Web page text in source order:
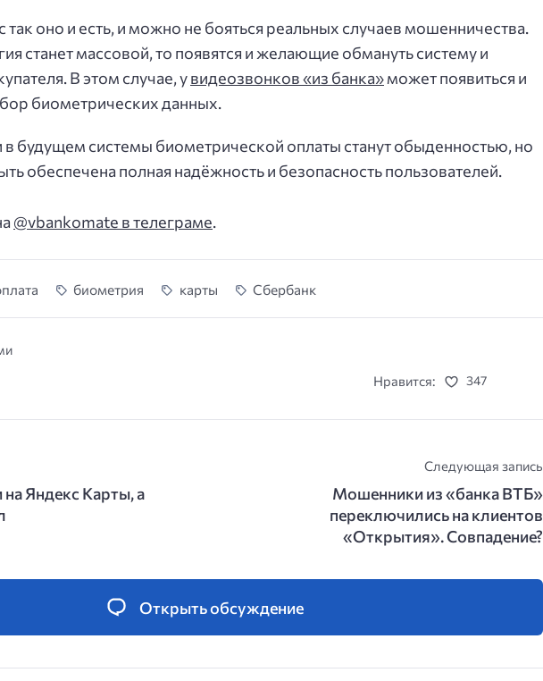
так оно и есть, и можно не бояться реальных случаев мошенничества.
станет массовой, то появятся и желающие обмануть систему и
В этом случае, увидеозвонков «из банка»может появиться и
биометрических данных.
в будущем системы биометрической оплаты станут обыденностью, но
обеспечена полная надёжность и безопасность пользователей.
@vbankomate в телеграме.
биометрия карты Сбербанк
Нравится:
347
Яндекс Карты, а
Следующая запись
Мошенники из «банка ВТБ»
переключились на клиентов
«Открытия». Совпадение?
Открыть обсуждение